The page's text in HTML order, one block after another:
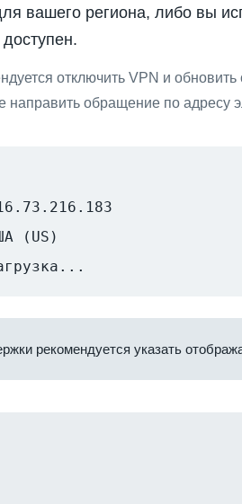
вашего региона, либо вы
отключить VPN и
обращение по адресу
(US)
рекомендуется указать